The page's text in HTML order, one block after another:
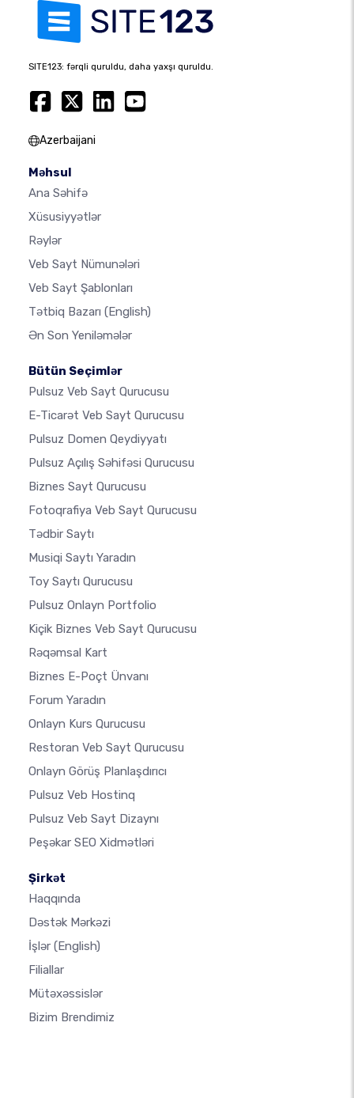
SITE123: fərqli quruldu, daha yaxşı quruldu.
Azerbaijani
Məhsul
Ana Səhifə
Xüsusiyyətlər
Rəylər
Veb Sayt Nümunələri
Veb Sayt Şablonları
Tətbiq Bazarı (English)
Ən Son Yeniləmələr
Bütün Seçimlər
Pulsuz Veb Sayt Qurucusu
E-Ticarət Veb Sayt Qurucusu
Pulsuz Domen Qeydiyyatı
Pulsuz Açılış Səhifəsi Qurucusu
Biznes Sayt Qurucusu
Fotoqrafiya Veb Sayt Qurucusu
Tədbir Saytı
Musiqi Saytı Yaradın
Toy Saytı Qurucusu
Pulsuz Onlayn Portfolio
Kiçik Biznes Veb Sayt Qurucusu
Rəqəmsal Kart
Biznes E-Poçt Ünvanı
Forum Yaradın
Onlayn Kurs Qurucusu
Restoran Veb Sayt Qurucusu
Onlayn Görüş Planlaşdırıcı
Pulsuz Veb Hostinq
Pulsuz Veb Sayt Dizaynı
Peşəkar SEO Xidmətləri
Şirkət
Haqqında
Dəstək Mərkəzi
İşlər (English)
Filiallar
Mütəxəssislər
Bizim Brendimiz